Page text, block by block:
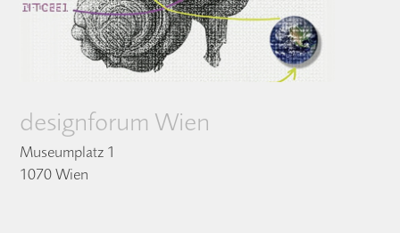
designforum Wien
Museumplatz 1
1070 Wien